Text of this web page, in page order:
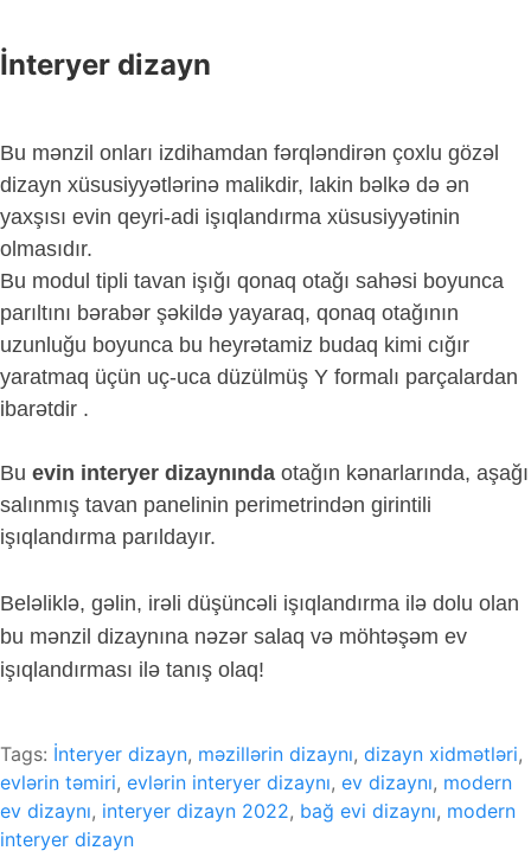
İnteryer dizayn
Bu mənzil onları izdihamdan fərqləndirən çoxlu gözəl
dizayn xüsusiyyətlərinə malikdir, lakin bəlkə də ən
yaxşısı evin qeyri-adi işıqlandırma xüsusiyyətinin
olmasıdır.
Bu modul tipli tavan işığı qonaq otağı sahəsi boyunca
parıltını bərabər şəkildə yayaraq, qonaq otağının
uzunluğu boyunca bu heyrətamiz budaq kimi cığır
yaratmaq üçün uç-uca düzülmüş Y formalı parçalardan
ibarətdir .
Bu evin interyer dizaynında otağın kənarlarında, aşağı
salınmış tavan panelinin perimetrindən girintili
işıqlandırma parıldayır.
Beləliklə, gəlin, irəli düşüncəli işıqlandırma ilə dolu olan
bu mənzil dizaynına nəzər salaq və möhtəşəm ev
işıqlandırması ilə tanış olaq!
Tags: İnteryer dizayn, məzillərin dizaynı, dizayn xidmətləri,
evlərin təmiri, evlərin interyer dizaynı, ev dizaynı, modern
ev dizaynı, interyer dizayn 2022, bağ evi dizaynı, modern
interyer dizayn